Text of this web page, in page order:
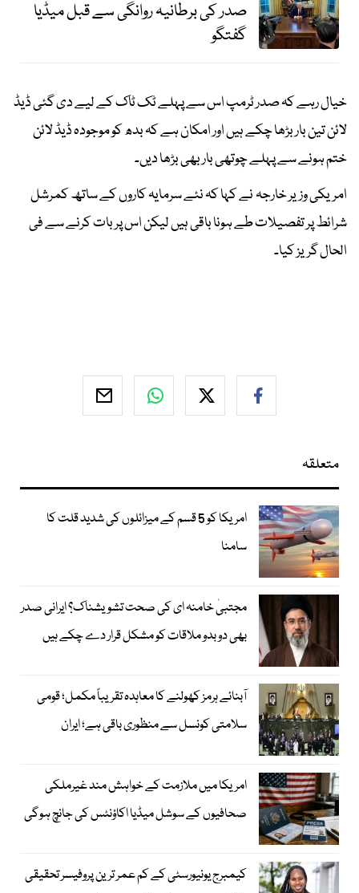
صدر کی برطانیہ روانگی سے قبل میڈیا
گفتگو
خیال رہے کہ صدر ٹرمپ اس سے پہلے ٹک ٹاک کے لیے دی گئی ڈیڈ
لائن تین بار بڑھا چکے ہیں اور امکان ہے کہ بدھ کو موجودہ ڈیڈ لائن
ختم ہونے سے پہلے چوتھی بار بھی بڑھا دیں۔
امریکی وزیر خارجہ نے کہا کہ نئے سرمایہ کاروں کے ساتھ کمرشل
شرائط پر تفصیلات طے ہونا باقی ہیں لیکن اس پر بات کرنے سے فی
الحال گریز کیا۔
متعلقہ
امریکا کو 5 قسم کے میزائلوں کی شدید قلت کا
سامنا
مجتبیٰ خامنہ ای کی صحت تشویشناک؟ ایرانی صدر
بھی دوبدو ملاقات کو مشکل قرار دے چکے ہیں
آبنائے ہرمز کھولنے کا معاہدہ تقریباً مکمل؛ قومی
سلامتی کونسل سے منظوری باقی ہے؛ ایران
امریکا میں ملازمت کے خواہش مند غیرملکی
صحافیوں کے سوشل میڈیا اکاؤنٹس کی جانچ ہوگی
کیمبرج یونیورسٹی کے کم عمر ترین پروفیسر تحقیقی